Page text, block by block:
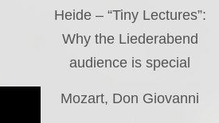
Heide – “Tiny Lectures”:
Why the Liederabend
audience is special
Mozart, Don Giovanni